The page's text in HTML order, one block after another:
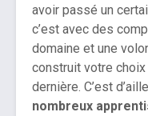
avoir passé un
c’est avec des
domaine et une
construit votre
dernière. C’est
nombreux